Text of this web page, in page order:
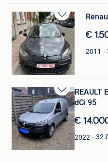
Sauvegarder
dans
Mes
Favoris
€
2011
Yassine M.
Deurne
Sauvegarder
dans
Mes
Favoris
REAULT
dCi 95
€
2022
Ben
Hulshout